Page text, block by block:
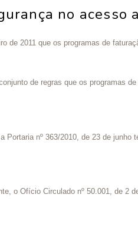
no acesso
de 2011 que os programas de
de regras que os programas
a Portaria nº 363/2010, de 23 de
o Ofício Circulado nº 50.001, de 2